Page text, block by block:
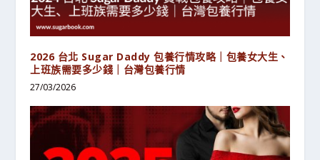
2026 台北 Sugar Daddy 包養行情攻略｜包養女大生、
上班族需要多少錢｜台灣包養行情
27/03/2026